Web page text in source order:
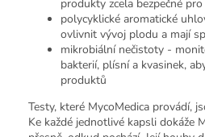
produkty zcela bezpečné
polycyklické aromatické
ovlivnit vývoj plodu a mají
mikrobiální nečistoty -
bakterií, plísní a kvasinek,
produktů
Testy, které MycoMedica provádí,
Ke každé jednotlivé kapsli dokáže